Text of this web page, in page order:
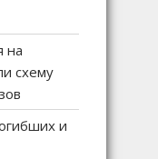
на
схему
и